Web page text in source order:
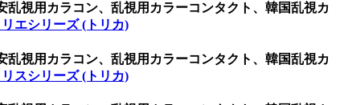
乱視用カラコン、乱視用カラーコンタクト、韓国乱視カ
エシリーズ (トリカ)
乱視用カラコン、乱視用カラーコンタクト、韓国乱視カ
スシリーズ (トリカ)